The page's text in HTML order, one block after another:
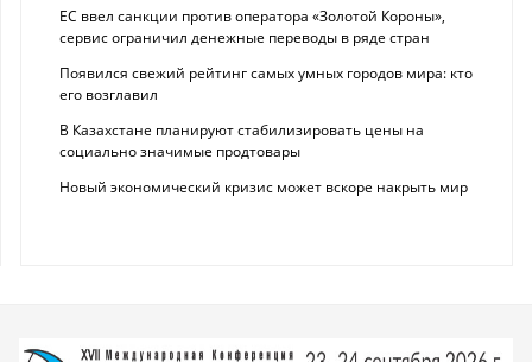
ЕС ввел санкции против оператора «Золотой Короны»,
сервис ограничил денежные переводы в ряде стран
Появился свежий рейтинг самых умных городов мира: кто
его возглавил
В Казахстане планируют стабилизировать цены на
социально значимые продтовары
Новый экономический кризис может вскоре накрыть мир